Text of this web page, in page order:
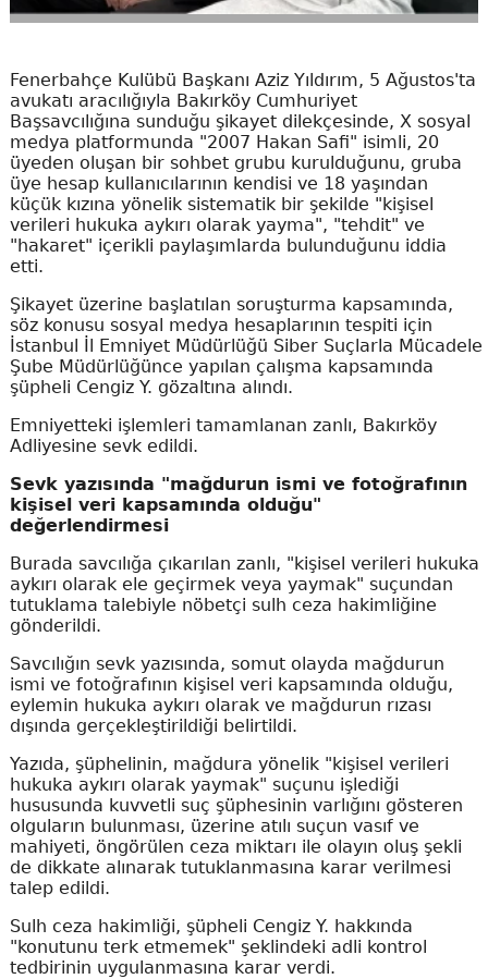
Fenerbahçe Kulübü Başkanı Aziz Yıldırım, 5 Ağustos'ta
avukatı aracılığıyla Bakırköy Cumhuriyet
Başsavcılığına sunduğu şikayet dilekçesinde, X sosyal
medya platformunda "2007 Hakan Safi" isimli, 20
üyeden oluşan bir sohbet grubu kurulduğunu, gruba
üye hesap kullanıcılarının kendisi ve 18 yaşından
küçük kızına yönelik sistematik bir şekilde "kişisel
verileri hukuka aykırı olarak yayma", "tehdit" ve
"hakaret" içerikli paylaşımlarda bulunduğunu iddia
etti.
Şikayet üzerine başlatılan soruşturma kapsamında,
söz konusu sosyal medya hesaplarının tespiti için
İstanbul İl Emniyet Müdürlüğü Siber Suçlarla Mücadele
Şube Müdürlüğünce yapılan çalışma kapsamında
şüpheli Cengiz Y. gözaltına alındı.
Emniyetteki işlemleri tamamlanan zanlı, Bakırköy
Adliyesine sevk edildi.
Sevk yazısında "mağdurun ismi ve fotoğrafının
kişisel veri kapsamında olduğu"
değerlendirmesi
Burada savcılığa çıkarılan zanlı, "kişisel verileri hukuka
aykırı olarak ele geçirmek veya yaymak" suçundan
tutuklama talebiyle nöbetçi sulh ceza hakimliğine
gönderildi.
Savcılığın sevk yazısında, somut olayda mağdurun
ismi ve fotoğrafının kişisel veri kapsamında olduğu,
eylemin hukuka aykırı olarak ve mağdurun rızası
dışında gerçekleştirildiği belirtildi.
Yazıda, şüphelinin, mağdura yönelik "kişisel verileri
hukuka aykırı olarak yaymak" suçunu işlediği
hususunda kuvvetli suç şüphesinin varlığını gösteren
olguların bulunması, üzerine atılı suçun vasıf ve
mahiyeti, öngörülen ceza miktarı ile olayın oluş şekli
de dikkate alınarak tutuklanmasına karar verilmesi
talep edildi.
Sulh ceza hakimliği, şüpheli Cengiz Y. hakkında
"konutunu terk etmemek" şeklindeki adli kontrol
tedbirinin uygulanmasına karar verdi.